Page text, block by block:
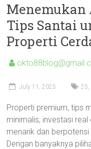
Menemukan
Tips Santai
Properti
July 11, 2025 25,
Properti premium, tips
minimalis, investasi
menarik dan
Dengan banyaknya